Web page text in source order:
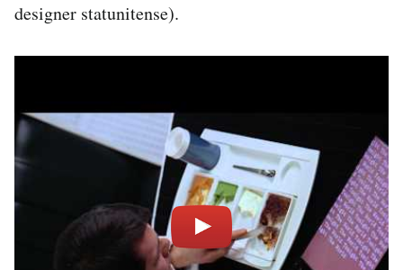
designer statunitense).